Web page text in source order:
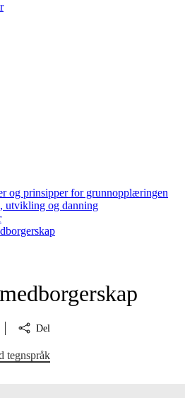
og prinsipper for grunnopplæringen
utvikling og danning
Del
tegnspråk